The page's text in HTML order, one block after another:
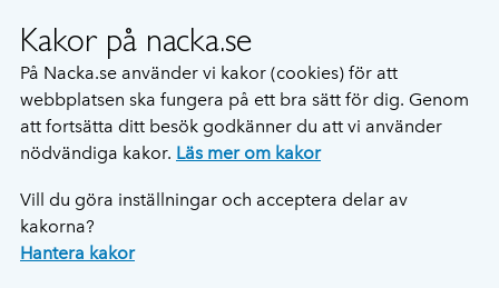
Kakor på nacka.se
På Nacka.se använder vi kakor (cookies) för att
webbplatsen ska fungera på ett bra sätt för dig. Genom
att fortsätta ditt besök godkänner du att vi använder
nödvändiga kakor. Läs mer om kakor
Vill du göra inställningar och acceptera delar av
kakorna?
Hantera kakor